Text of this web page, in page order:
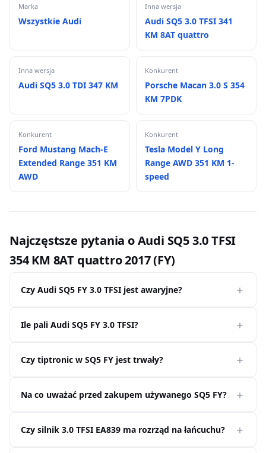
Marka
Wszystkie Audi
Inna wersja
Audi SQ5 3.0 TFSI 341
KM 8AT quattro
Inna wersja
Audi SQ5 3.0 TDI 347 KM
Konkurent
Porsche Macan 3.0 S 354
KM 7PDK
Konkurent
Ford Mustang Mach-E
Extended Range 351 KM
AWD
Konkurent
Tesla Model Y Long
Range AWD 351 KM 1-
speed
Najczęstsze pytania o Audi SQ5 3.0 TFSI
354 KM 8AT quattro 2017 (FY)
Czy Audi SQ5 FY 3.0 TFSI jest awaryjne?
Ile pali Audi SQ5 FY 3.0 TFSI?
Czy tiptronic w SQ5 FY jest trwały?
Na co uważać przed zakupem używanego SQ5 FY?
Czy silnik 3.0 TFSI EA839 ma rozrząd na łańcuchu?